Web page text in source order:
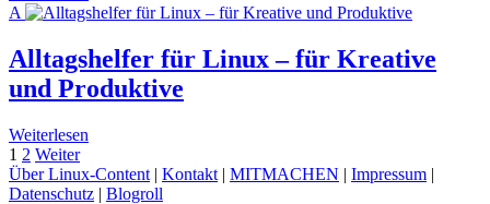
A
Alltagshelfer für Linux – für Kreative
und Produktive
Weiterlesen
Beitragsnavigation
Seite
1 Seite
2 Weiter
Über Linux-Content | Kontakt | MITMACHEN | Impressum |
Datenschutz | Blogroll